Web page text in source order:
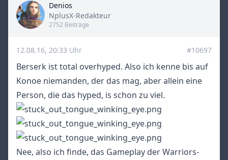
Denios
Title
NplusX-Redakteur
2752 Beiträge
12.08.16, 20:33 Uhr #10697
Berserk ist total overhyped. Also ich kenne bis auf
Konoe niemanden, der das mag, aber allein eine
Person, die das hyped, is schon zu viel.
Nee, also ich finde, das Gameplay der Warriors-